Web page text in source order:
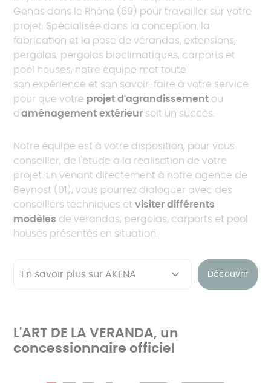
Genas dans le Rhône (69) pour travailler sur votre
projet. Spécialisée dans la conception, la
fabrication et la pose de vérandas, extensions,
pergolas, pergolas bioclimatiques, carports et
pool houses, notre équipe met toute
son expérience et son savoir-faire à votre service
pour que votre projet d'agrandissement ou
d'aménagement extérieur soit un succès.
Notre équipe est à votre disposition, pour vous
conseiller, de l'étude à la réalisation de votre
projet. En venant directement à notre agence de
Beynost (01), vous pourrez dialoguer avec des
conseillers techniques etvisiter différents
modèles de vérandas, pergolas, carports et pool
houses présentés en situation.
Découvrir
L'ART DE LA VERANDA, un
concessionnaire officiel